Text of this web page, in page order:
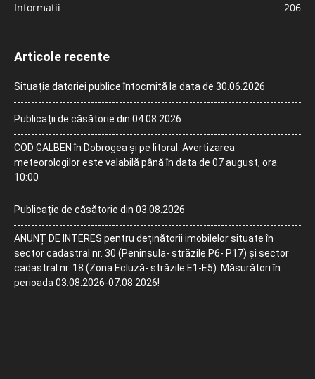
Informatii
206
Articole recente
Situația datoriei publice întocmită la data de 30.06.2026
Publicații de căsătorie din 04.08.2026
COD GALBEN în Dobrogea și pe litoral. Avertizarea
meteorologilor este valabilă până în data de 07 august, ora
10:00
Publicație de căsătorie din 03.08.2026
ANUNȚ DE INTERES pentru deținătorii imobilelor situate în
sector cadastral nr. 30 (Peninsula- străzile P6- P17) și sector
cadastral nr. 18 (Zona Ecluză- străzile E1-E5). Măsurători în
perioada 03.08.2026-07.08.2026!